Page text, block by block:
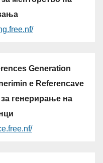
Generation
e Referencave
генерирање на